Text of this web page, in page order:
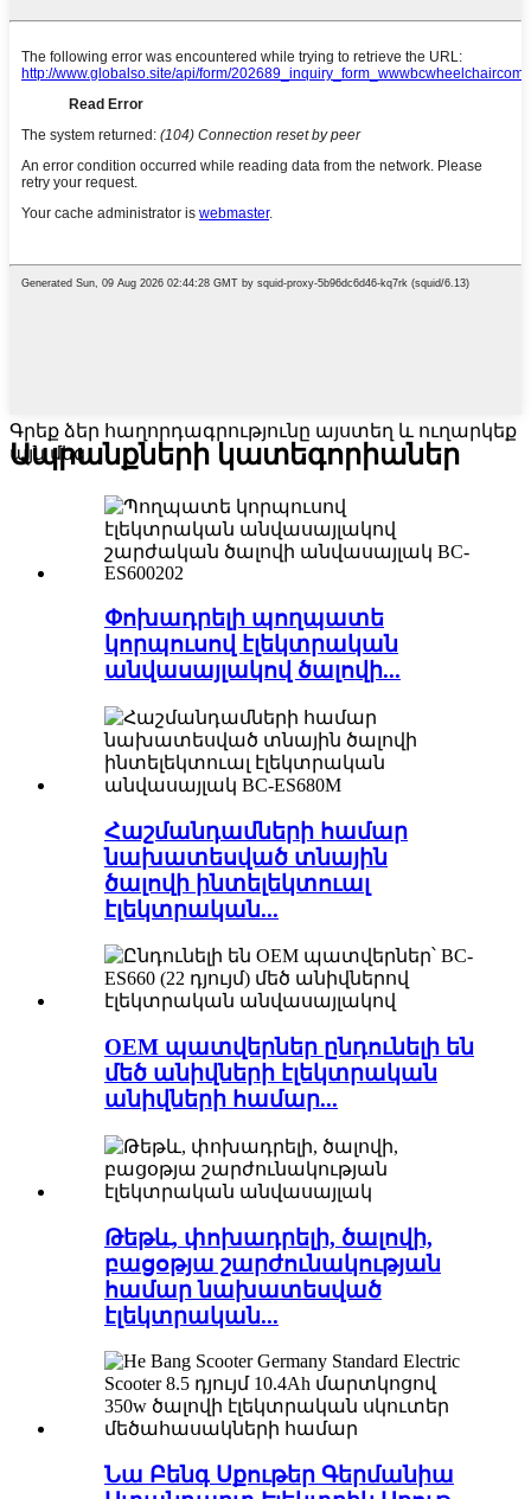
Գրեք ձեր հաղորդագրությունը այստեղ և ուղարկեք
այն մեզ
Ապրանքների կատեգորիաներ
Փոխադրելի պողպատե
կորպուսով էլեկտրական
անվասայլակով ծալովի...
Հաշմանդամների համար
նախատեսված տնային
ծալովի ինտելեկտուալ
էլեկտրական...
OEM պատվերներ ընդունելի են
մեծ անիվների էլեկտրական
անիվների համար...
Թեթև, փոխադրելի, ծալովի,
բացօթյա շարժունակության
համար նախատեսված
էլեկտրական...
Նա Բենգ Սքութեր Գերմանիա